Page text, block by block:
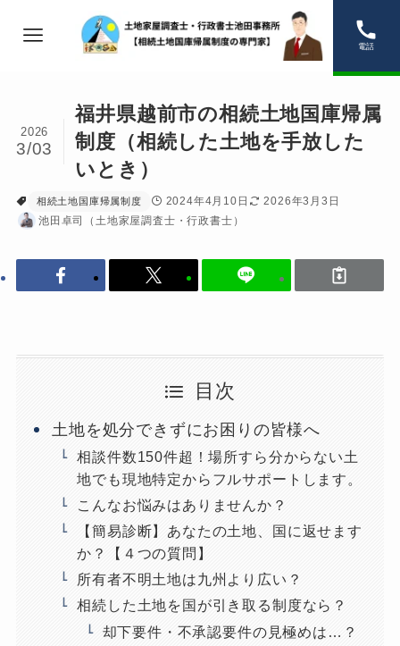
電話
福井県越前市の相続土地国庫帰属
制度（相続した土地を手放した
いとき）
2026
3/03
相続土地国庫帰属制度 2024年4月10日
2026年3月3日
池田卓司（土地家屋調査士・行政書士）
目次
土地を処分できずにお困りの皆様へ
相談件数150件超！場所すら分からない土
地でも現地特定からフルサポートします。
こんなお悩みはありませんか？
【簡易診断】あなたの土地、国に返せます
か？【４つの質問】
所有者不明土地は九州より広い？
相続した土地を国が引き取る制度なら？
却下要件・不承認要件の見極めは…？